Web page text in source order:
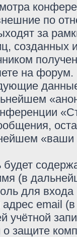
по
за
на
(в
для
адрес email
учётной
о защите